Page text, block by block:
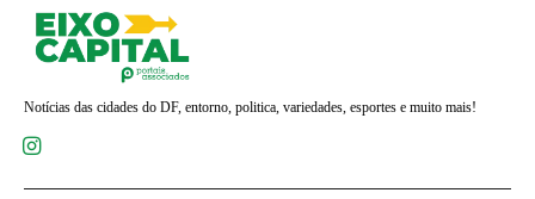
Notícias das cidades do DF, entorno, politica, variedades, esportes e muito mais!